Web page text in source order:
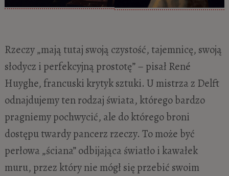
Rzeczy „mają tutaj swoją czystość, tajemnicę, swoją
słodycz i perfekcyjną prostotę” – pisał René
Huyghe, francuski krytyk sztuki. U mistrza z Delft
odnajdujemy ten rodzaj świata, którego bardzo
pragniemy pochwycić, ale do którego broni
dostępu twardy pancerz rzeczy. To może być
perłowa „ściana” odbijająca światło i kawałek
muru, przez który nie mógł się przebić swoim